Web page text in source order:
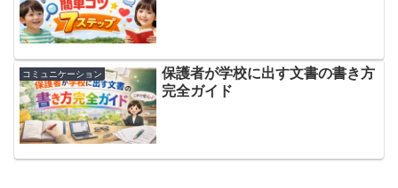
コミュニケーション
保護者が学校に出す文書の書き方
完全ガイド